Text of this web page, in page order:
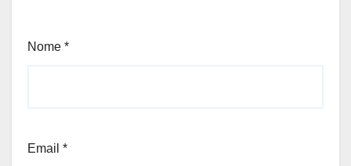
Nome *
Email *